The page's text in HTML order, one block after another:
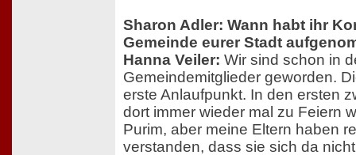
Sharon Adler: Wann habt ihr
Gemeinde eurer Stadt
Hanna Veiler: Wir sind schon in
Gemeindemitglieder geworden.
erste Anlaufpunkt. In den ersten
dort immer wieder mal zu Feiern
Purim, aber meine Eltern haben
verstanden, dass sie sich da